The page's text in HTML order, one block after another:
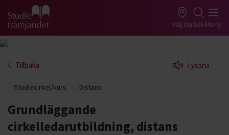
Gå till studiefrämjandets startsida Välj länSökMeny
Tillbaka Lyssna
Studiecirkel/kurs Distans
Grundläggande
cirkelledarutbildning, distans